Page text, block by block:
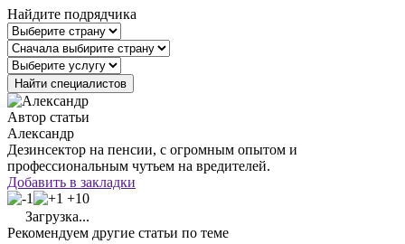
Найдите подрядчика
Автор статьи
Александр
Дезинсектор на пенсии, с огромным опытом и
профессиональным чутьем на вредителей.
Добавить в закладки
+10
Загрузка...
Рекомендуем другие статьи по теме